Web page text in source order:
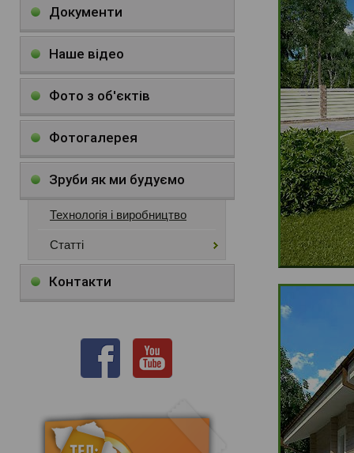
Документи
Наше відео
Фото з об'єктів
Фотогалерея
Зруби як ми будуємо
Технологія і виробництво
Статті
Контакти